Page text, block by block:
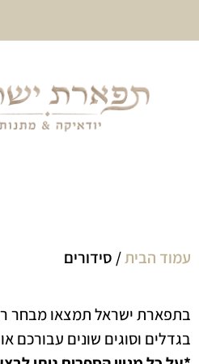
10% הנחה על
כיסוי לטלית
עמוד הבית/ סידורים
בתפארת ישראל תמצאו מבחר
בגדלים וסוגים שונים עבורכם